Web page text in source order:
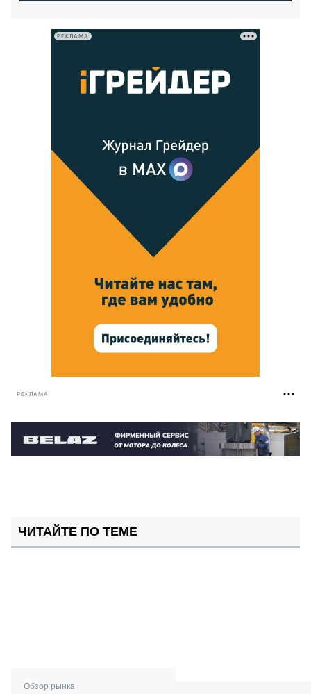
РЕКЛАМА
РЕКЛАМА
ЧИТАЙТЕ ПО ТЕМЕ
Обзор рынка